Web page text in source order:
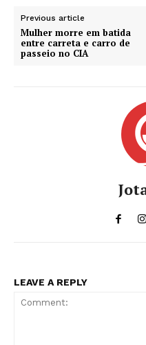
Previous article
Mulher morre em batida
entre carreta e carro de
passeio no CIA
LEAVE A REPLY